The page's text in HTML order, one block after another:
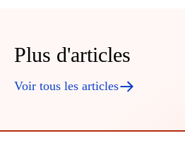
Plus d'articles
Voir tous les articles